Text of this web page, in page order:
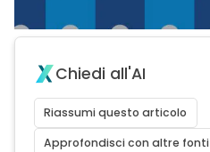
Chiedi all'AI
Riassumi questo articolo
Approfondisci con altre fonti